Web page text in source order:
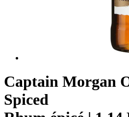
Captain Morgan
Spiced